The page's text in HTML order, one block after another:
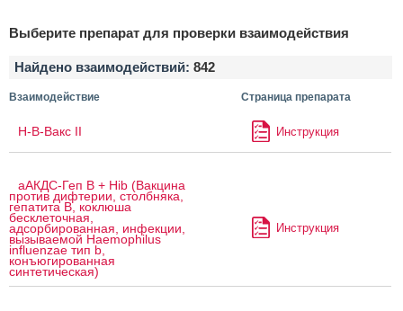
Выберите препарат для проверки взаимодействия
Найдено взаимодействий: 842
Взаимодействие Страница препарата
H-B-Вакс II Инструкция
аАКДС-Геп B + Hib (Вакцина
против дифтерии, столбняка,
гепатита B, коклюша
бесклеточная,
адсорбированная, инфекции,
вызываемой Haemophilus
influenzae тип b,
конъюгированная
синтетическая)
Инструкция